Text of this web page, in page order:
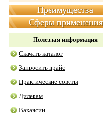
Преимущества
Сферы применения
Полезная информация
Скачать каталог
Запросить прайс
Практические советы
Дилерам
Вакансии